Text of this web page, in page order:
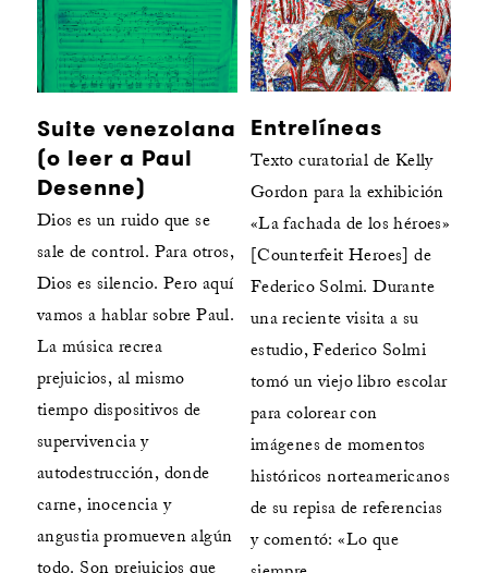
Suite venezolana
(o leer a Paul
Desenne)
Dios es un ruido que se
sale de control. Para otros,
Dios es silencio. Pero aquí
vamos a hablar sobre Paul.
La música recrea
prejuicios, al mismo
tiempo dispositivos de
supervivencia y
autodestrucción, donde
carne, inocencia y
angustia promueven algún
todo. Son prejuicios que
Entrelíneas
Texto curatorial de Kelly
Gordon para la exhibición
«La fachada de los héroes»
[Counterfeit Heroes] de
Federico Solmi. Durante
una reciente visita a su
estudio, Federico Solmi
tomó un viejo libro escolar
para colorear con
imágenes de momentos
históricos norteamericanos
de su repisa de referencias
y comentó: «Lo que